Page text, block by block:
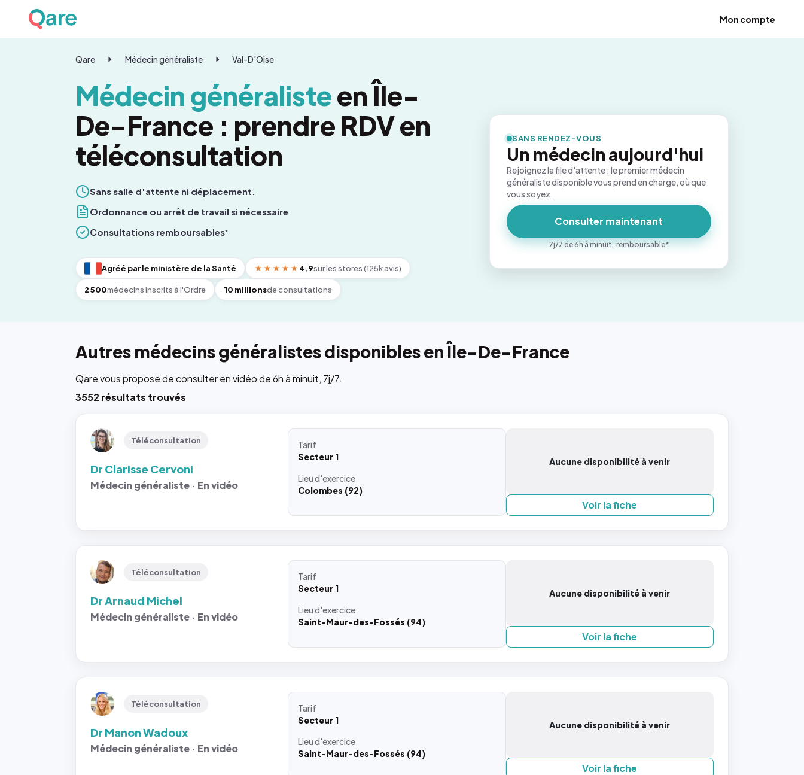
Mon compte
Qare Médecin généraliste Val-D'Oise
Médecin généralisteen Île-
De-France : prendre RDV en
téléconsultation
Sans salle d'attente ni déplacement.
Ordonnance ou arrêt de travail si nécessaire
Consultations remboursables*
Agréé par le ministère de la Santé ★★★★★ 4,9sur les stores (125k avis)
2 500médecins inscrits à l'Ordre 10 millionsde consultations
SANS RENDEZ-VOUS
Un médecin aujourd'hui
Rejoignez la file d'attente : le premier médecin
généraliste disponible vous prend en charge, où que
vous soyez.
Consulter maintenant
7j/7 de 6h à minuit · remboursable*
Autres médecins généralistes disponibles en Île-De-France
Qare vous propose de consulter en vidéo de 6h à minuit, 7j/7.
3552 résultats trouvés
Téléconsultation
Dr Clarisse Cervoni
Médecin généraliste · En vidéo
Tarif
Secteur 1
Lieud'exercice
Colombes (92)
Aucune disponibilité à venir
Voir la fiche
Téléconsultation
Dr Arnaud Michel
Médecin généraliste · En vidéo
Tarif
Secteur 1
Lieud'exercice
Saint-Maur-des-Fossés (94)
Aucune disponibilité à venir
Voir la fiche
Téléconsultation
Dr Manon Wadoux
Médecin généraliste · En vidéo
Tarif
Secteur 1
Lieud'exercice
Saint-Maur-des-Fossés (94)
Aucune disponibilité à venir
Voir la fiche